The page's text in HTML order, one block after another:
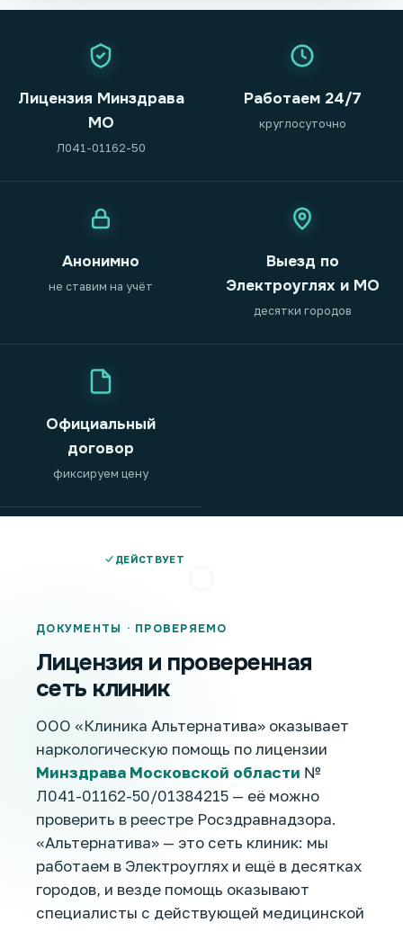
Лицензия Минздрава
МО
Л041-01162-50
Работаем 24/7
круглосуточно
Анонимно
не ставим на учёт
Выезд по
Электроуглях и МО
десятки городов
Официальный
договор
фиксируем цену
ДЕЙСТВУЕТ
ДОКУМЕНТЫ · ПРОВЕРЯЕМО
Лицензия и проверенная
сеть клиник
ООО «Клиника Альтернатива» оказывает
наркологическую помощь по лицензии
Минздрава Московской области №
Л041-01162-50/01384215 — её можно
проверить в реестре Росздравнадзора.
«Альтернатива» — это сеть клиник: мы
работаем в Электроуглях и ещё в десятках
городов, и везде помощь оказывают
специалисты с действующей медицинской